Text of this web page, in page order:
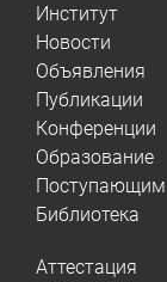
Институт
Новости
Объявления
Публикации
Конференции
Образование
Поступающим
Библиотека
Аттестация